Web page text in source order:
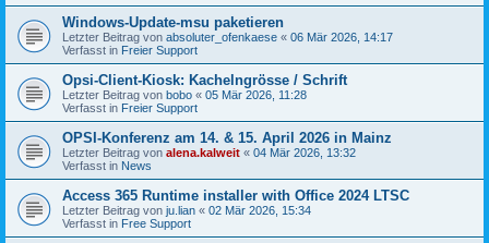
Windows-Update-msu paketieren
Letzter Beitrag von absoluter_ofenkaese « 06 Mär 2026, 14:17
Verfasst in Freier Support
Opsi-Client-Kiosk: Kachelngrösse / Schrift
Letzter Beitrag von bobo « 05 Mär 2026, 11:28
Verfasst in Freier Support
OPSI-Konferenz am 14. & 15. April 2026 in Mainz
Letzter Beitrag von alena.kalweit « 04 Mär 2026, 13:32
Verfasst in News
Access 365 Runtime installer with Office 2024 LTSC
Letzter Beitrag von ju.lian « 02 Mär 2026, 15:34
Verfasst in Free Support